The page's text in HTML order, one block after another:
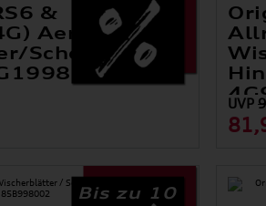
&
Aero-
Scheibenwischer
UVP
Bis zu 10